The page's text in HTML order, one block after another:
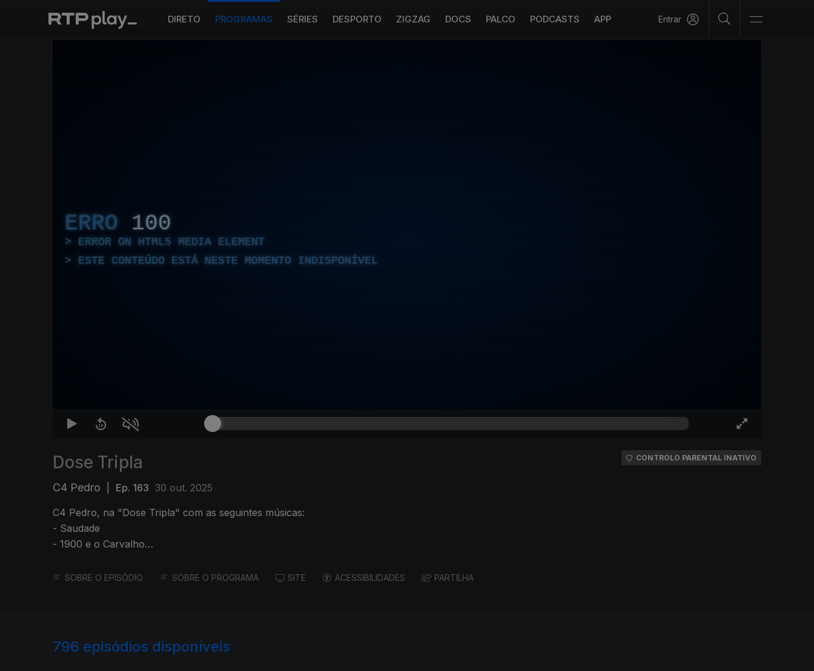
DIRETO PROGRAMAS SÉRIES DESPORTO ZIGZAG DOCS PALCO PODCASTS APP Entrar
ERRO 100
ERROR ON HTML5 MEDIA ELEMENT
ESTE CONTEÚDO ESTÁ NESTE MOMENTO INDISPONÍVEL
Dose Tripla
C4 Pedro Ep. 163 30 out. 2025
C4 Pedro, na "Dose Tripla" com as seguintes músicas:
- Saudade
- 1900 e o Carvalho
CONTROLO PARENTAL INATIVO
SOBRE O EPISÓDIO SOBRE O PROGRAMA SITE ACESSIBILIDADES PARTILHA
796 episódios disponíveis